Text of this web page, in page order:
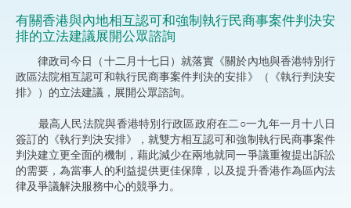
有關香港與內地相互認可和強制執行民商事案件判決安
排的立法建議展開公眾諮詢
律政司今日（十二月十七日）就落實《關於內地與香港特別行
政區法院相互認可和執行民商事案件判決的安排》（《執行判決安
排》）的立法建議，展開公眾諮詢。
最高人民法院與香港特別行政區政府在二○一九年一月十八日
簽訂的《執行判決安排》，就雙方相互認可和強制執行民商事案件
判決建立更全面的機制，藉此減少在兩地就同一爭議重複提出訴訟
的需要，為當事人的利益提供更佳保障，以及提升香港作為區內法
律及爭議解決服務中心的競爭力。